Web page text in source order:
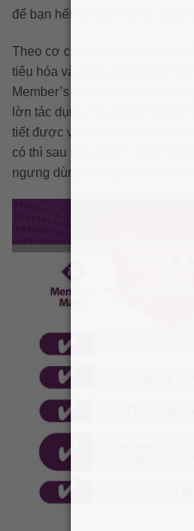
để bạn hết táo bón và dễ đi đại
Theo cơ chế làm mềm phân và
tiêu hóa và được hấp thụ tốt
Member’s Mark ClearLax
lờn tác dụng. Nhưng để cơ thể
tiết được vận hành tốt và quen
có thì sau khi uống 7 ngày liên
ngưng dùng vài ngày. Nếu cần